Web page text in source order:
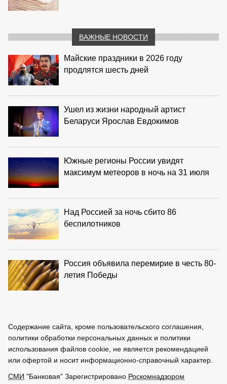
ВАЖНЫЕ НОВОСТИ
Майские праздники в 2026 году
продлятся шесть дней
Ушел из жизни народный артист
Беларуси Ярослав Евдокимов
Южные регионы России увидят
максимум метеоров в ночь на 31 июля
Над Россией за ночь сбито 86
беспилотников
Россия объявила перемирие в честь 80-
летия Победы
Содержание сайта, кроме пользовательского соглашения,
политики обработки персональных данных и политики
использования файлов cookie, не является рекомендацией
или офертой и носит информационно-справочный характер.
СМИ "Банковая" Зарегистрировано Роскомнадзором